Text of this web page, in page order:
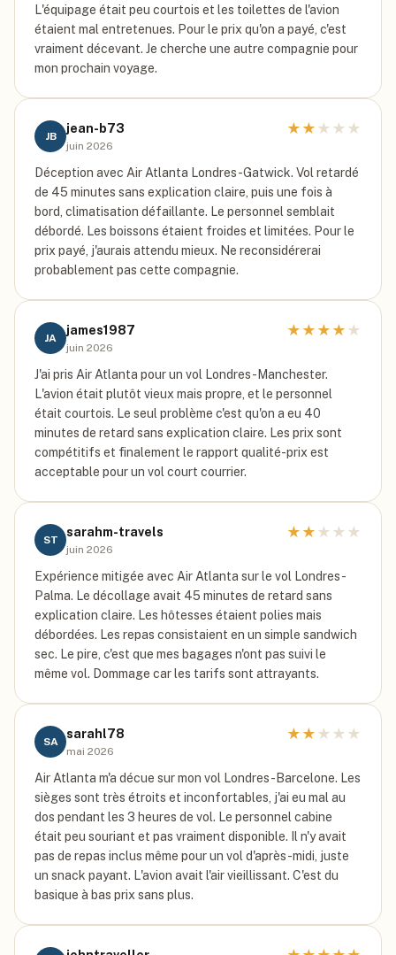
L'équipage était peu courtois et les toilettes de l'avion
étaient mal entretenues. Pour le prix qu'on a payé, c'est
vraiment décevant. Je cherche une autre compagnie pour
mon prochain voyage.
JB
jean-b73
juin 2026
★ ★ ★ ★ ★
Déception avec Air Atlanta Londres-Gatwick. Vol retardé
de 45 minutes sans explication claire, puis une fois à
bord, climatisation défaillante. Le personnel semblait
débordé. Les boissons étaient froides et limitées. Pour le
prix payé, j'aurais attendu mieux. Ne reconsidérerai
probablement pas cette compagnie.
JA
james1987
juin 2026
★ ★ ★ ★ ★
J'ai pris Air Atlanta pour un vol Londres-Manchester.
L'avion était plutôt vieux mais propre, et le personnel
était courtois. Le seul problème c'est qu'on a eu 40
minutes de retard sans explication claire. Les prix sont
compétitifs et finalement le rapport qualité-prix est
acceptable pour un vol court courrier.
ST
sarahm-travels
juin 2026
★ ★ ★ ★ ★
Expérience mitigée avec Air Atlanta sur le vol Londres-
Palma. Le décollage avait 45 minutes de retard sans
explication claire. Les hôtesses étaient polies mais
débordées. Les repas consistaient en un simple sandwich
sec. Le pire, c'est que mes bagages n'ont pas suivi le
même vol. Dommage car les tarifs sont attrayants.
SA
sarahl78
mai 2026
★ ★ ★ ★ ★
Air Atlanta m'a décue sur mon vol Londres-Barcelone. Les
sièges sont très étroits et inconfortables, j'ai eu mal au
dos pendant les 3 heures de vol. Le personnel cabine
était peu souriant et pas vraiment disponible. Il n'y avait
pas de repas inclus même pour un vol d'après-midi, juste
un snack payant. L'avion avait l'air vieillissant. C'est du
basique à bas prix sans plus.